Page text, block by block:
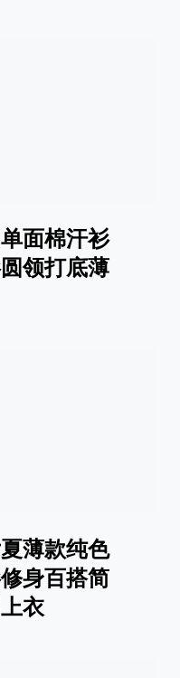
面棉汗衫
领打底薄
薄款纯色
身百搭简
衣